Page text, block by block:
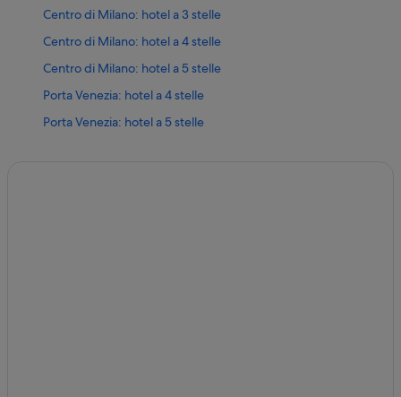
Centro di Milano: hotel a 3 stelle
Centro di Milano: hotel a 4 stelle
Centro di Milano: hotel a 5 stelle
Porta Venezia: hotel a 4 stelle
Porta Venezia: hotel a 5 stelle